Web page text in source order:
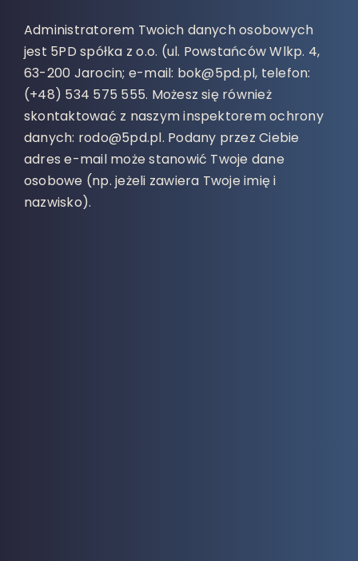
Administratorem Twoich danych osobowych
jest 5PD spółka z o.o. (ul. Powstańców Wlkp. 4,
63-200 Jarocin; e-mail: bok@5pd.pl, telefon:
(+48) 534 575 555. Możesz się również
skontaktować z naszym inspektorem ochrony
danych: rodo@5pd.pl. Podany przez Ciebie
adres e-mail może stanowić Twoje dane
osobowe (np. jeżeli zawiera Twoje imię i
nazwisko).